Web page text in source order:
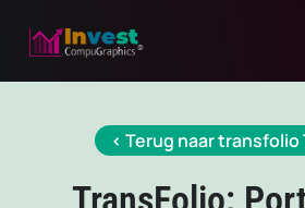
< Terug naar
TransFolio: